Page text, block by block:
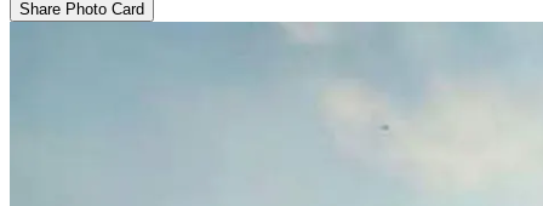
Share Photo Card